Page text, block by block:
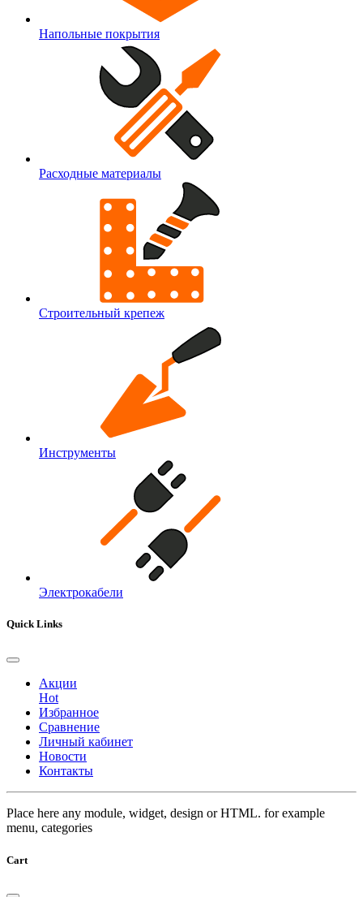
Напольные покрытия
Расходные материалы
Строительный крепеж
Инструменты
Электрокабели
Quick Links
Акции
Hot
Избранное
Сравнение
Личный кабинет
Новости
Контакты
Place here any module, widget, design or HTML. for example
menu, categories
Cart